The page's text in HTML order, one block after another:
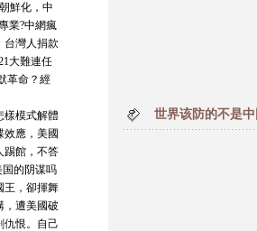
鮮化，中
業?中網瘋
台灣人捐款
大難連任
革命？經
樣模式解體
效應，美國
踢館，不答
国的阴谋吗
王，卻揮舞
，遭美國破
仇恨。自己
世界该防的不是